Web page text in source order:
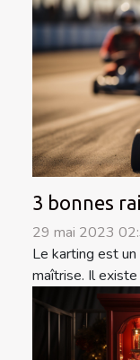
3 bonnes
29 mai 2023
Le karting est
maîtrise. Il